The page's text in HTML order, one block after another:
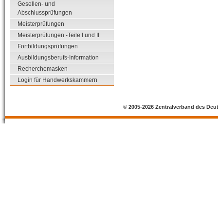
Gesellen- und
Abschlussprüfungen
Meisterprüfungen
Meisterprüfungen -Teile I und II
Fortbildungsprüfungen
Ausbildungsberufs-Information
Recherchemasken
Login für Handwerkskammern
© 2005-2026 Zentralverband des